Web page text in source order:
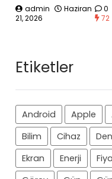
admin
Haziran
21, 2026
0
72
Etiketler
Android Apple
Bilim
Cihaz
Ekran
Enerji